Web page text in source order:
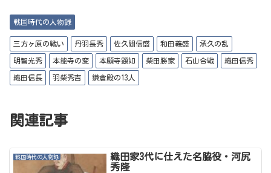
it
te
r
l
戦国時代の人物録
三方ヶ原の戦い 丹羽長秀 佐久間信盛 和田義盛 承久の乱
明智光秀 本能寺の変 本願寺顕如 柴田勝家 石山合戦 織田信秀
織田信長 羽柴秀吉 鎌倉殿の13人
関連記事
戦国時代の人物録
織田家3代に仕えた名脇役・河尻
秀隆